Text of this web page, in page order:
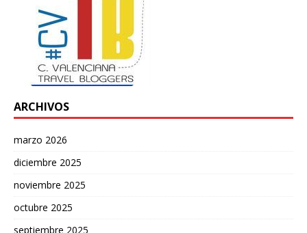
ARCHIVOS
marzo 2026
diciembre 2025
noviembre 2025
octubre 2025
septiembre 2025